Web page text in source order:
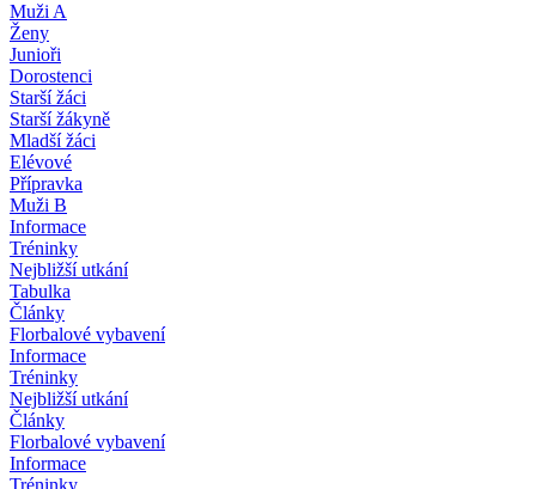
Muži A
Ženy
Junioři
Dorostenci
Starší žáci
Starší žákyně
Mladší žáci
Elévové
Přípravka
Muži B
Informace
Tréninky
Nejbližší utkání
Tabulka
Články
Florbalové vybavení
Informace
Tréninky
Nejbližší utkání
Články
Florbalové vybavení
Informace
Tréninky